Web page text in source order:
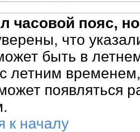
часовой пояс,
что
быть в
летним
появляться
к началу